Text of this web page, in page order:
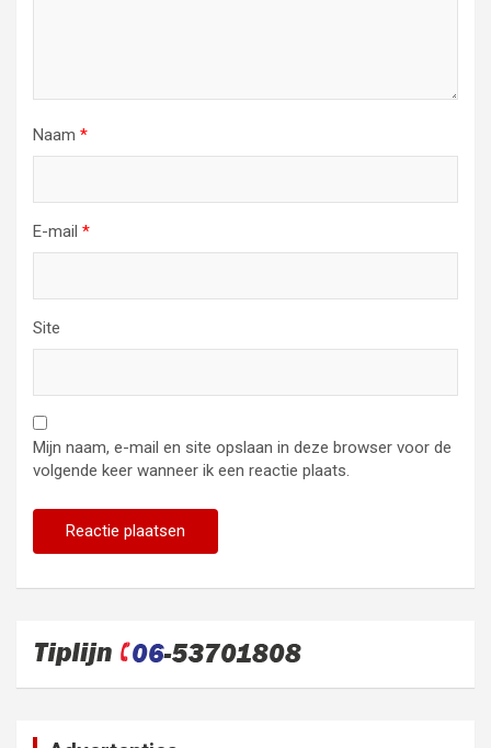
Naam *
E-mail *
Site
Mijn naam, e-mail en site opslaan in deze browser voor de
volgende keer wanneer ik een reactie plaats.